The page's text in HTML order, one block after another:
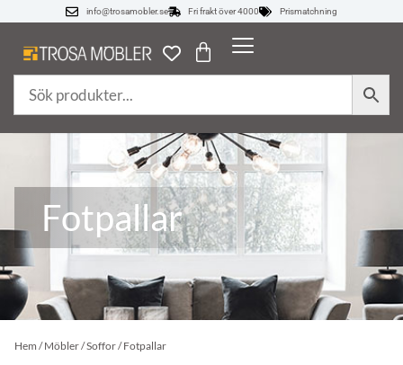
info@trosamobler.se Fri frakt över 4000 Prismatchning
Fotpallar
Hem /Möbler/Soffor/ Fotpallar